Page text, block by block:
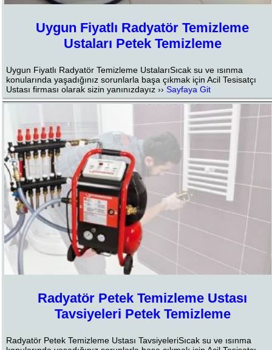
Uygun Fiyatlı Radyatör Temizleme
Ustaları Petek Temizleme
Uygun Fiyatlı Radyatör Temizleme UstalarıSıcak su ve ısınma
konularında yaşadığınız sorunlarla başa çıkmak için Acil Tesisatçı
Ustası firması olarak sizin yanınızdayız ››Sayfaya Git
Radyatör Petek Temizleme Ustası
Tavsiyeleri Petek Temizleme
Radyatör Petek Temizleme Ustası TavsiyeleriSıcak su ve ısınma